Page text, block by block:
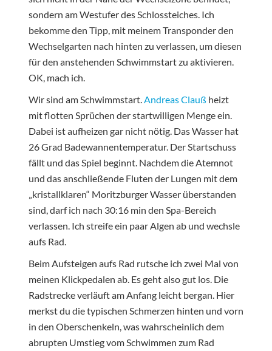
sondern am Westufer des Schlossteiches. Ich
bekomme den Tipp, mit meinem Transponder den
Wechselgarten nach hinten zu verlassen, um diesen
für den anstehenden Schwimmstart zu aktivieren.
OK, mach ich.
Wir sind am Schwimmstart.Andreas Clauß heizt
mit flotten Sprüchen der startwilligen Menge ein.
Dabei ist aufheizen gar nicht nötig. Das Wasser hat
26 Grad Badewannentemperatur. Der Startschuss
fällt und das Spiel beginnt. Nachdem die Atemnot
und das anschließende Fluten der Lungen mit dem
„kristallklaren“ Moritzburger Wasser überstanden
sind, darf ich nach 30:16 min den Spa-Bereich
verlassen. Ich streife ein paar Algen ab und wechsle
aufs Rad.
Beim Aufsteigen aufs Rad rutsche ich zwei Mal von
meinen Klickpedalen ab. Es geht also gut los. Die
Radstrecke verläuft am Anfang leicht bergan. Hier
merkst du die typischen Schmerzen hinten und vorn
in den Oberschenkeln, was wahrscheinlich dem
abrupten Umstieg vom Schwimmen zum Rad